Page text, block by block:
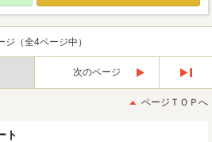
ジ（全4ページ中）
次のページ
後
ページＴＯＰへ
ト